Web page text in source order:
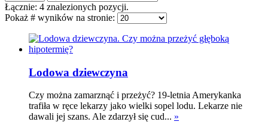
Łącznie: 4 znalezionych pozycji.
Pokaż # wyników na stronie:
Lodowa dziewczyna
Czy można zamarznąć i przeżyć? 19-letnia Amerykanka
trafiła w ręce lekarzy jako wielki sopel lodu. Lekarze nie
dawali jej szans. Ale zdarzył się cud... »